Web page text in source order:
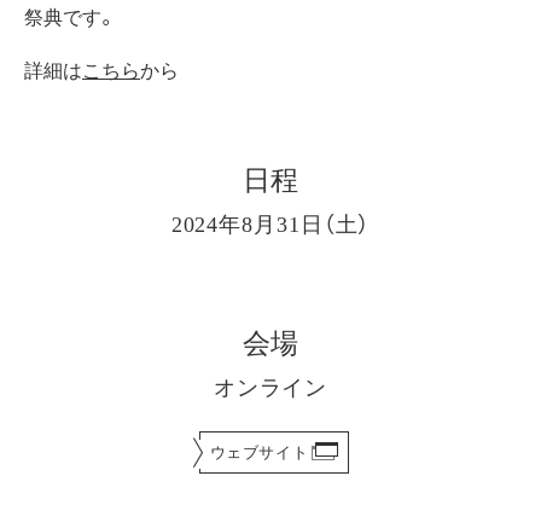
祭典です。
詳細はこちらから
日程
2024年8月31日（土）
会場
オンライン
ウェブサイト